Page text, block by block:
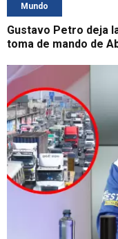
Mundo
Gustavo Petro deja
toma de mando de